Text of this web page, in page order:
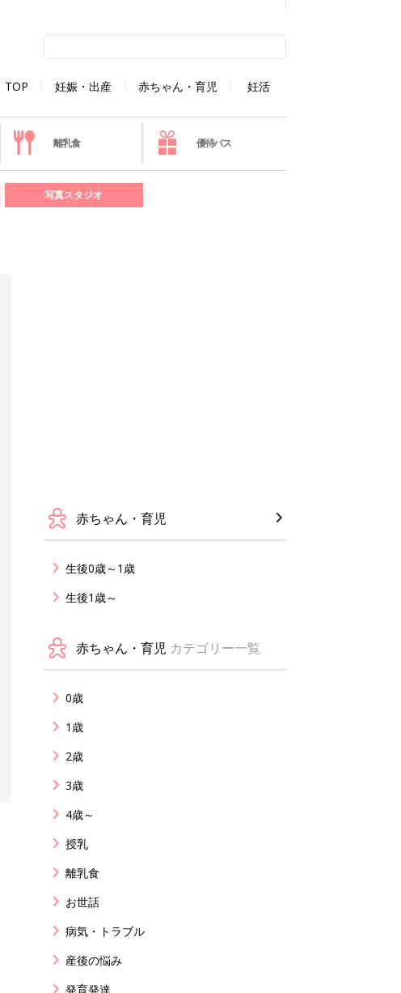
TOP 妊娠・出産 赤ちゃん・育児 妊活
離乳食 優待パス
写真スタジオ
赤ちゃん・育児
生後0歳～1歳
生後1歳～
赤ちゃん・育児 カテゴリー一覧
0歳
1歳
2歳
3歳
4歳～
授乳
離乳食
お世話
病気・トラブル
産後の悩み
発育発達